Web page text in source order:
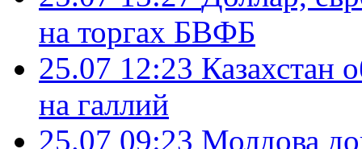
на торгах БВФБ
25.07 12:23 Казахстан
на галлий
25.07 09:23 Молдова